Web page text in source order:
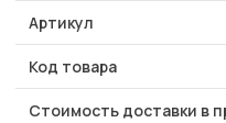
Артикул
Код товара
Стоимость доставки в